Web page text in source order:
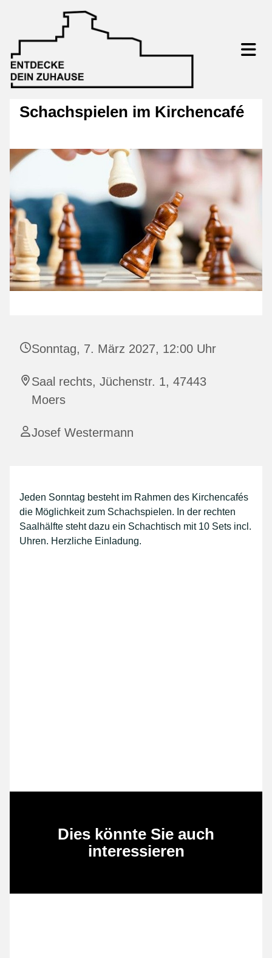
Schachspielen im Kirchencafé
Sonntag, 7. März 2027, 12:00 Uhr
Saal rechts, Jüchenstr. 1, 47443
Moers
Josef Westermann
Jeden Sonntag besteht im Rahmen des Kirchencafés
die Möglichkeit zum Schachspielen. In der rechten
Saalhälfte steht dazu ein Schachtisch mit 10 Sets incl.
Uhren. Herzliche Einladung.
Dies könnte Sie auch
interessieren